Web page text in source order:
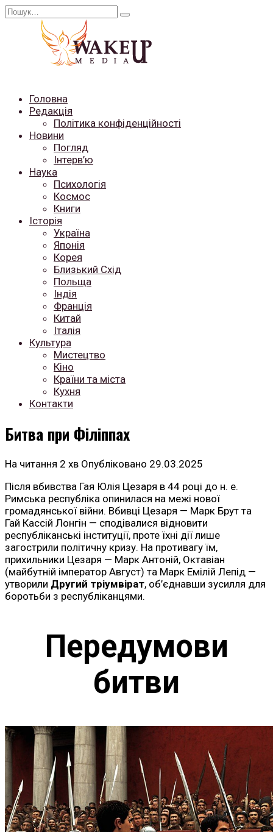
Перейти
Search
Головна
Редакція
Політика конфіденційності
Новини
Погляд
Інтерв’ю
Наука
Психологія
Космос
Книги
Історія
Україна
Японія
Корея
Близький Схід
Польща
Індія
Франція
Китай
Італія
Культура
Мистецтво
Кіно
Країни та міста
Кухня
Контакти
Битва при Філіппах
На читання 2 хв Опубліковано 29.03.2025
Після вбивства Гая Юлія Цезаря в 44 році до н. е.
Римська республіка опинилася на межі нової
громадянської війни. Вбивці Цезаря — Марк Брут та
Гай Кассій Лонгін — сподівалися відновити
республіканські інституції, проте їхні дії лише
загострили політичну кризу. На противагу їм,
прихильники Цезаря — Марк Антоній, Октавіан
(майбутній імператор Август) та Марк Емілій Лепід —
утворили Другий тріумвірат, об’єднавши зусилля для
боротьби з республіканцями.
Передумови
битви